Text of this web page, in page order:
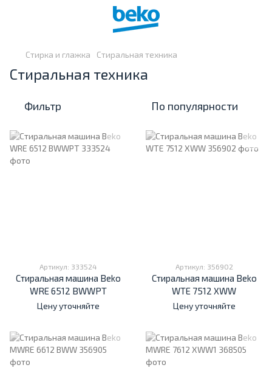
Стирка и глажка Стиральная техника
Стиральная техника
Фильтр По популярности
Артикул: 333524
Стиральная машина Beko
WRE 6512 BWWPT
Цену уточняйте
Артикул: 356902
Стиральная машина Beko
WTE 7512 XWW
Цену уточняйте